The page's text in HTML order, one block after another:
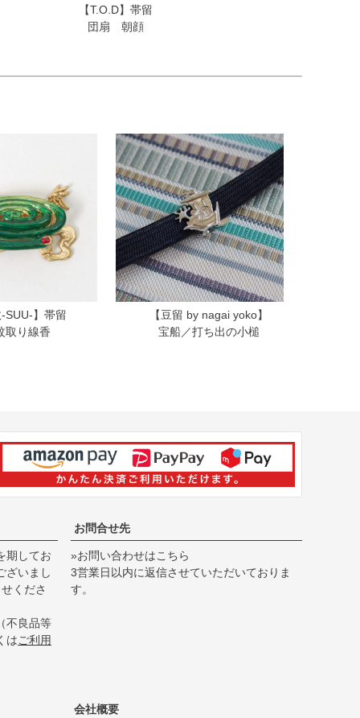
【T.O.D】帯留
団扇 朝顔
SUU-】帯留
取り線香
【豆留 by nagai yoko】
宝船／打ち出の小槌
期してお
ざいまし
くださ
不良品等
はご利用
お問合せ先
»お問い合わせはこちら
3営業日以内に返信させていただいておりま
す。
会社概要